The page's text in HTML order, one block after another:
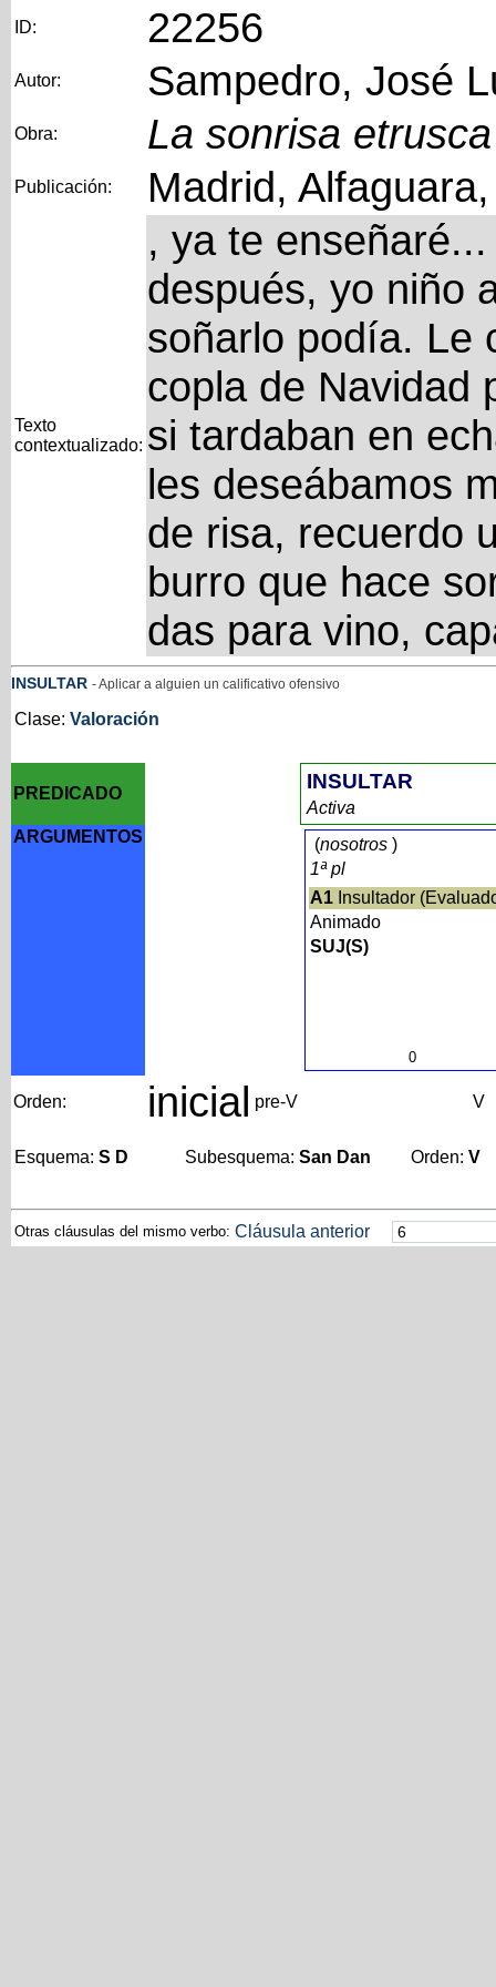
ID: 22256
Autor: Sampedro, José
Obra: La sonrisa etrusca
Publicación: Madrid,
Texto
contextualizado:
, ya te
después, yo niño
soñarlo podía. Le
copla de Navidad
si tardaban en
les deseábamos
de risa, recuerdo
burro que hace
das para vino,
INSULTAR - Aplicar a alguien un calificativo ofensivo
Clase: Valoración
PREDICADO
INSULTAR
Activa
ARGUMENTOS
(nosotros)
1ª pl
A1Insultador
Animado
SUJ(S)
0
Orden: inicial pre-V V
Esquema: S D Subesquema: San Dan Orden: V
Otras cláusulas del mismo verbo: Cláusula anterior